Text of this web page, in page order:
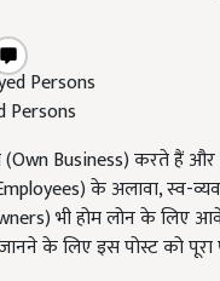
Persons
Business) करते हैं और
के अलावा,
भी होम लोन के
के लिए इस पोस्ट को पूरा